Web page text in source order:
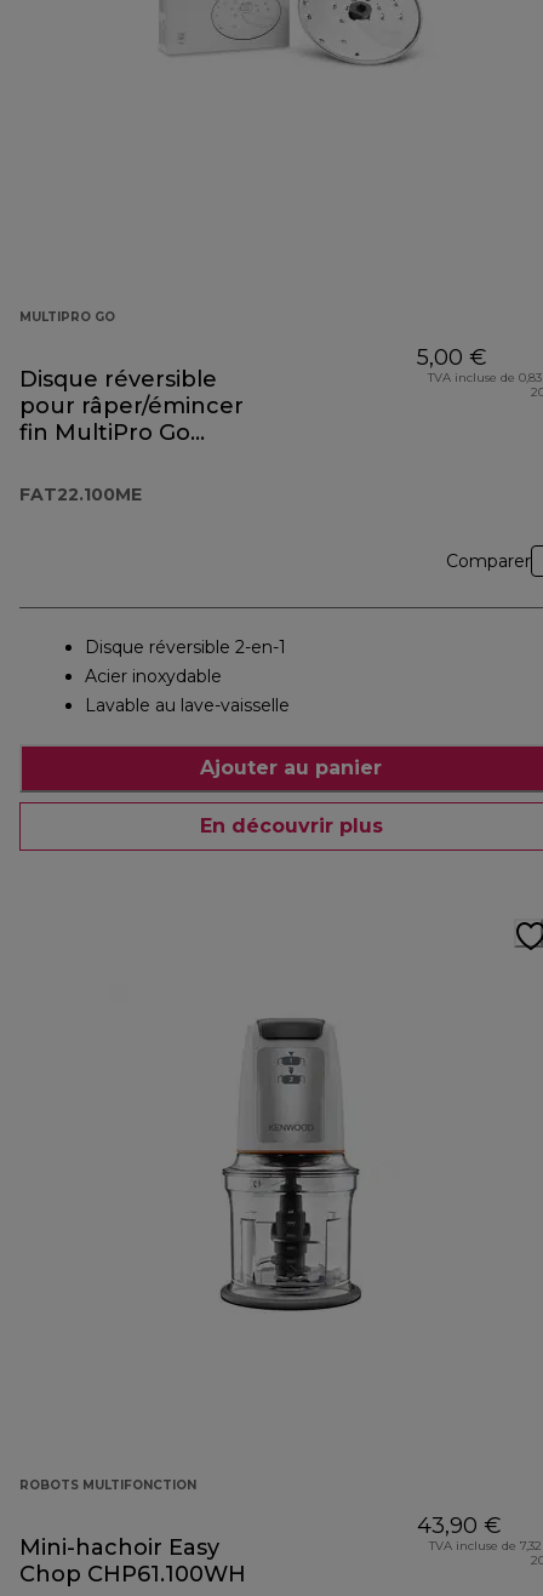
MULTIPRO GO
Disque réversible
pour râper/émincer
fin MultiPro Go
FAT22.100ME
5,00 €
TVA incluse de
Comparer
Disque réversible 2-en-1
Acier inoxydable
Lavable au lave-vaisselle
Ajouter au panier
En découvrir plus
ROBOTS MULTIFONCTION
Mini-hachoir Easy
Chop CHP61.100WH
43,90 €
TVA incluse de